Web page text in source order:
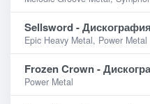
Sellsword -
Epic Heavy Metal, Power Metal
Frozen Crown -
Power Metal